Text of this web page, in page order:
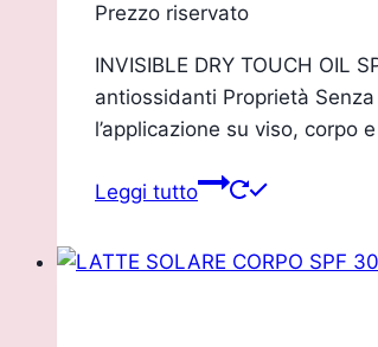
Prezzo riservato
INVISIBLE DRY TOUCH OIL
antiossidanti Proprietà
l’applicazione su viso, corpo
Leggi tutto